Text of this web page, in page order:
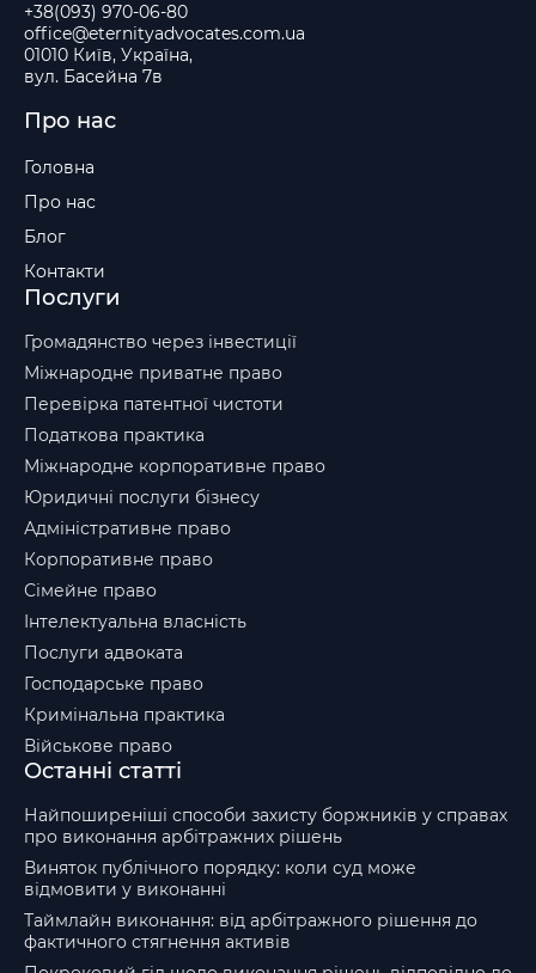
+38(093) 970-06-80
office@eternityadvocates.com.ua
01010 Київ, Україна,
вул. Басейна 7в
Про нас
Головна
Про нас
Блог
Контакти
Послуги
Громадянство через інвестиції
Міжнародне приватне право
Перевірка патентної чистоти
Податкова практика
Міжнародне корпоративне право
Юридичні послуги бізнесу
Адміністративне право
Корпоративне право
Сімейне право
Інтелектуальна власність
Послуги адвоката
Господарське право
Кримінальна практика
Військове право
Останні статті
Найпоширеніші способи захисту боржників у справах
про виконання арбітражних рішень
Виняток публічного порядку: коли суд може
відмовити у виконанні
Таймлайн виконання: від арбітражного рішення до
фактичного стягнення активів